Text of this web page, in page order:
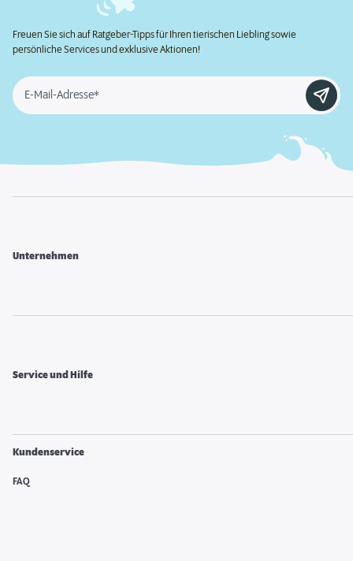
Freuen Sie sich auf Ratgeber-Tipps für Ihren tierischen Liebling sowie
persönliche Services und exklusive Aktionen!
E-Mail-Adresse*
Unternehmen
Service und Hilfe
Kundenservice
FAQ